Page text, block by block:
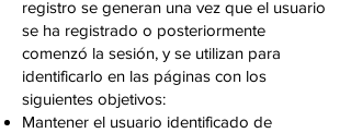
registro se generan una vez que el usuario
se ha registrado o posteriormente
comenzó la sesión, y se utilizan para
identificarlo en las páginas con los
siguientes objetivos:
Mantener el usuario identificado de